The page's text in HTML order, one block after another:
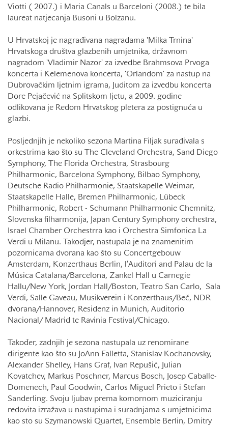
Viotti ( 2007.) i Maria Canals u Barceloni (2008.) te bila
laureat natjecanja Busoni u Bolzanu.
U Hrvatskoj je nagrađivana nagradama 'Milka Trnina'
Hrvatskoga društva glazbenih umjetnika, državnom
nagradom 'Vladimir Nazor' za izvedbe Brahmsova Prvoga
koncerta i Kelemenova koncerta, 'Orlandom' za nastup na
Dubrovačkim ljetnim igrama, Juditom za izvedbu koncerta
Dore Pejačević na Splitskom ljetu, a 2009. godine
odlikovana je Redom Hrvatskog pletera za postignuća u
glazbi.
Posljednjih je nekoliko sezona Martina Filjak surađivala s
orkestrima kao što su The Cleveland Orchestra, Sand Diego
Symphony, The Florida Orchestra, Strasbourg
Philharmonic, Barcelona Symphony, Bilbao Symphony,
Deutsche Radio Philharmonie, Staatskapelle Weimar,
Staatskapelle Halle, Bremen Philharmonic, Lübeck
Philharmonic, Robert - Schumann Philharmonie Chemnitz,
Slovenska filharmonija, Japan Century Symphony orchestra,
Israel Chamber Orchestrra kao i Orchestra Simfonica La
Verdi u Milanu. Takodjer, nastupala je na znamenitim
pozornicama dvorana kao što su Concertgebouw
Amsterdam, Konzerthaus Berlin, l’Auditori and Palau de la
Música Catalana/Barcelona, Zankel Hall u Carnegie
Hallu/New York, Jordan Hall/Boston, Teatro San Carlo, Sala
Verdi, Salle Gaveau, Musikverein i Konzerthaus/Beč, NDR
dvorana/Hannover, Residenz in Munich, Auditorio
Nacional/ Madrid te Ravinia Festival/Chicago.
Također, zadnjih je sezona nastupala uz renomirane
dirigente kao što su JoAnn Falletta, Stanislav Kochanovsky,
Alexander Shelley, Hans Graf, Ivan Repušić, Julian
Kovatchev, Markus Poschner, Marcus Bosch, Josep Caballe-
Domenech, Paul Goodwin, Carlos Miguel Prieto i Stefan
Sanderling. Svoju ljubav prema komornom muziciranju
redovita izražava u nastupima i suradnjama s umjetnicima
kao sto su Szymanowski Quartet, Ensemble Berlin, Dmitry